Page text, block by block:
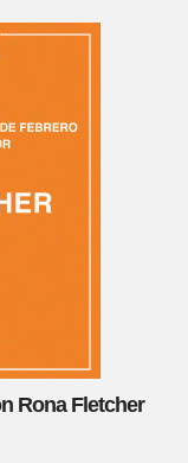
Rona Fletcher